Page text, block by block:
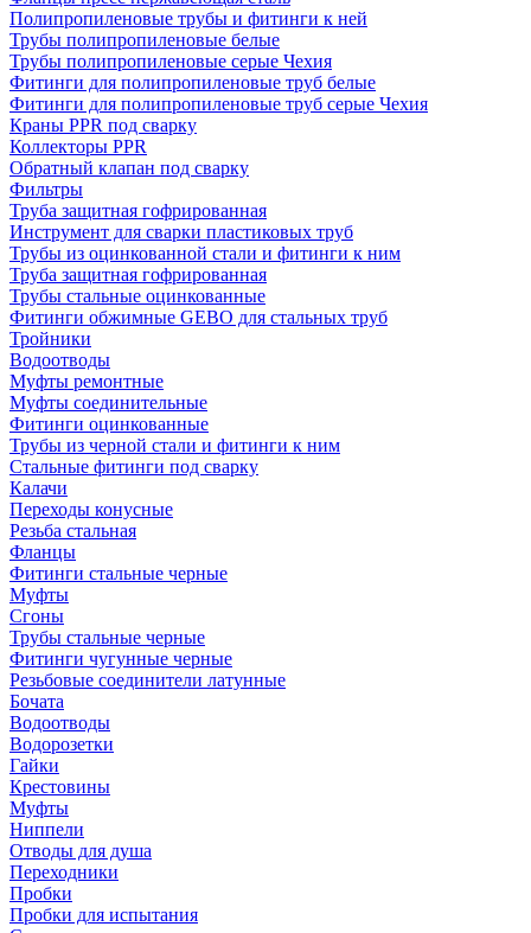
Полипропиленовые трубы и фитинги к ней
Трубы полипропиленовые белые
Трубы полипропиленовые серые Чехия
Фитинги для полипропиленовые труб белые
Фитинги для полипропиленовые труб серые Чехия
Краны PPR под сварку
Коллекторы PPR
Обратный клапан под сварку
Фильтры
Труба защитная гофрированная
Инструмент для сварки пластиковых труб
Трубы из оцинкованной стали и фитинги к ним
Труба защитная гофрированная
Трубы стальные оцинкованные
Фитинги обжимные GEBO для стальных труб
Тройники
Водоотводы
Муфты ремонтные
Муфты соединительные
Фитинги оцинкованные
Трубы из черной стали и фитинги к ним
Стальные фитинги под сварку
Калачи
Переходы конусные
Резьба стальная
Фланцы
Фитинги стальные черные
Муфты
Сгоны
Трубы стальные черные
Фитинги чугунные черные
Резьбовые соединители латунные
Бочата
Водоотводы
Водорозетки
Гайки
Крестовины
Муфты
Ниппели
Отводы для душа
Переходники
Пробки
Пробки для испытания